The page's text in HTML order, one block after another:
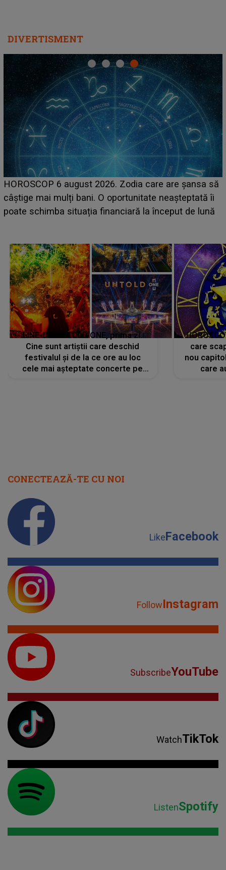
DIVERTISMENT
HOROSCOP 6 august 2026. Zodia care are șansa să
câștige mai mulți bani. O oportunitate neașteptată îi
poate schimba situația financiară la început de lună
LINE-UP UNTOLD ONE, prima zi.
Cine sunt artiștii care deschid
festivalul și de la ce ore au loc
cele mai așteptate concerte pe
care
nou
care
CONECTEAZĂ-TE CU NOI
LikeFacebook
FollowInstagram
SubscribeYouTube
WatchTikTok
ListenSpotify